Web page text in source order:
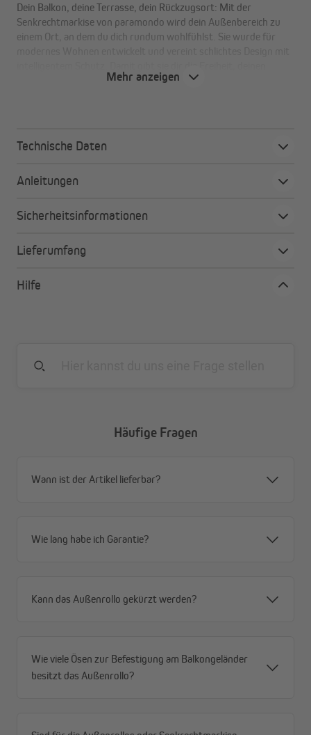
Dein Balkon, deine Terrasse, dein Rückzugsort: Mit der
Senkrechtmarkise von paramondo wird dein Außenbereich zu
einem Ort, an dem du dich rundum wohlfühlst. Sie wurde für
Außenbereich ganz nach deinen Vorstellungen zu gestalten. Wie
Privatsphäre mit Durchblick – tagsüber von außen
Angriffsfläche, mehr Stabilität
einsatzbereit, auch nach Regen
Hoher UV-Schutz (90 %) und UPF 50+ – zuverlässiger
Schutz vor schädlicher Strahlung
Mehr anzeigen
Technische Daten
Anleitungen
Sicherheitsinformationen
Lieferumfang
Hilfe
Häufige Fragen
Wann ist der Artikel lieferbar?
Wie lang habe ich Garantie?
Kann das Außenrollo gekürzt werden?
Wie viele Ösen zur Befestigung am Balkongeländer
besitzt das Außenrollo?